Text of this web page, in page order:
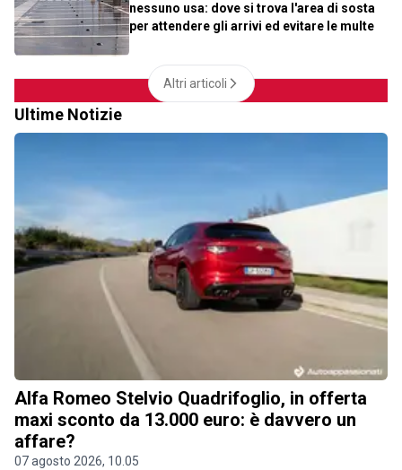
nessuno usa: dove si trova l'area di sosta
per attendere gli arrivi ed evitare le multe
Altri articoli
Ultime Notizie
Alfa Romeo Stelvio Quadrifoglio, in offerta
maxi sconto da 13.000 euro: è davvero un
affare?
07 agosto 2026, 10.05